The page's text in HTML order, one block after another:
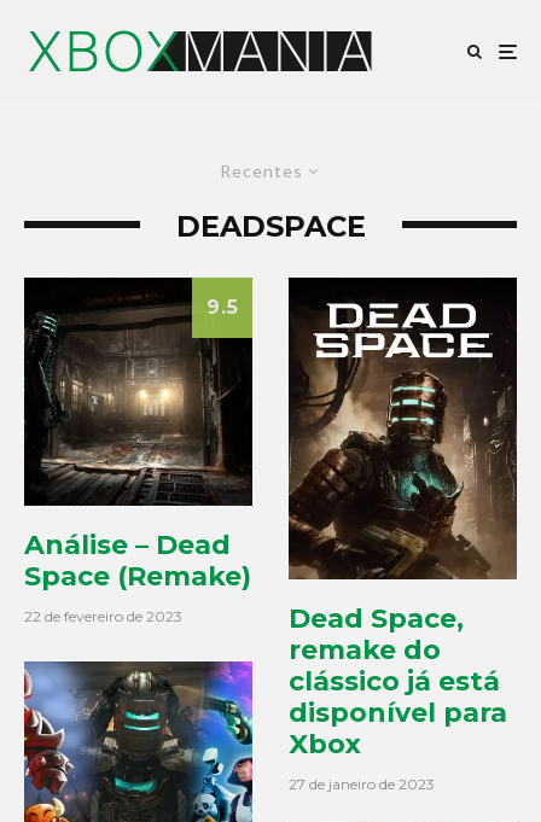
Recentes
DEADSPACE
9.5
Análise – Dead
Space (Remake)
22 de fevereiro de 2023
Dead Space,
remake do
clássico já está
disponível para
Xbox
27 de janeiro de 2023